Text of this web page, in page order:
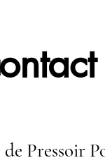
Pressoir